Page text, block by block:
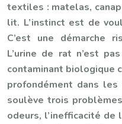
textiles : matelas,
lit. L’instinct est de
C’est une démarche
L’urine de rat n’est
contaminant biologique
profondément dans
soulève trois
odeurs, l’inefficacité